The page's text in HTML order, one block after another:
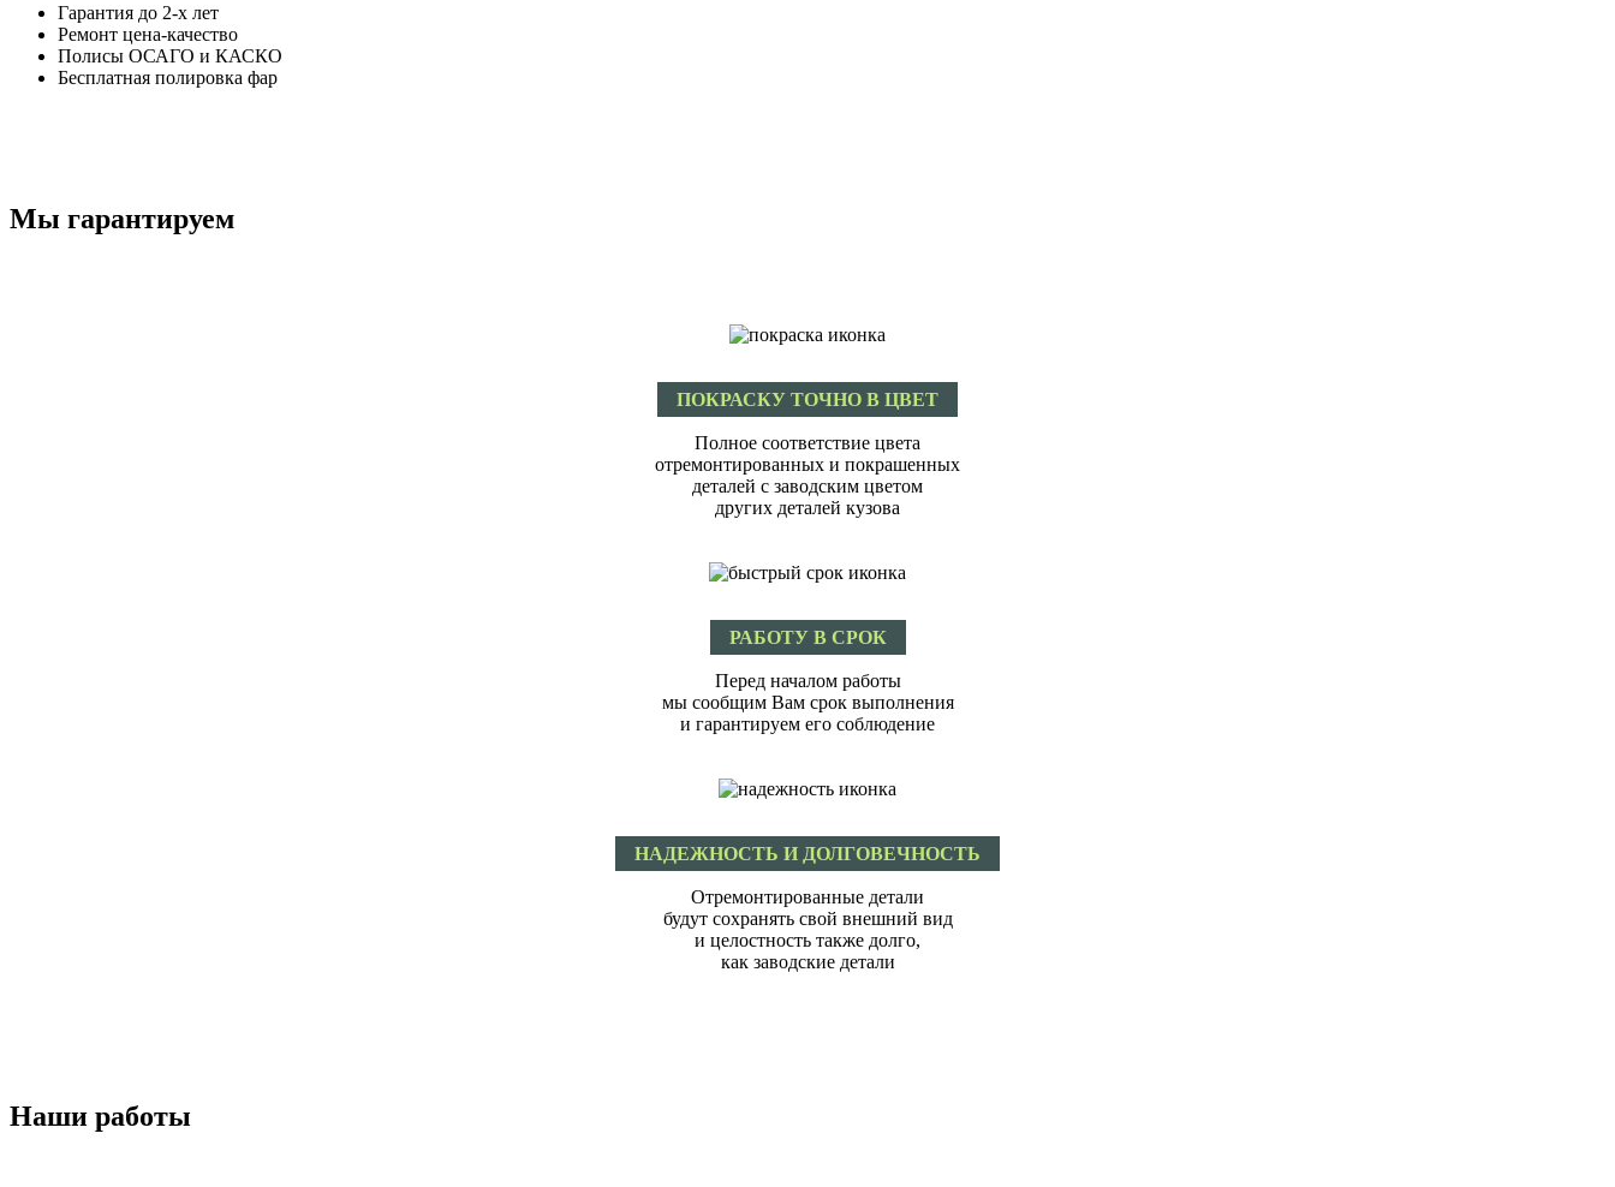
Гарантия до 2-х лет
Ремонт цена-качество
Полисы ОСАГО и КАСКО
Бесплатная полировка фар
Мы гарантируем
ПОКРАСКУ ТОЧНО В ЦВЕТ
Полное соответствие цвета
отремонтированных и покрашенных
деталей с заводским цветом
других деталей кузова
РАБОТУ В СРОК
Перед началом работы
мы сообщим Вам срок выполнения
и гарантируем его соблюдение
НАДЕЖНОСТЬ И ДОЛГОВЕЧНОСТЬ
Отремонтированные детали
будут сохранять свой внешний вид
и целостность также долго,
как заводские детали
Наши работы